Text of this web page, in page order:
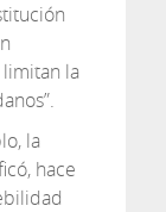
la
la
hace